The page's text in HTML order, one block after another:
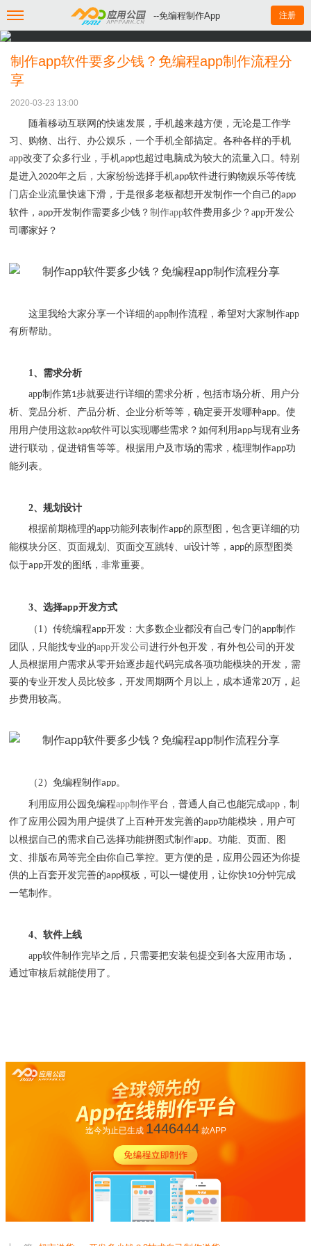
--免编程制作App 注册
制作app软件要多少钱？免编程app制作流程分
享
2020-03-23 13:00
随着移动互联网的快速发展，手机越来越方便，无论是工作学
习、购物、出行、办公娱乐，一个手机全部搞定。各种各样的手机
app改变了众多行业，手机app也超过电脑成为较大的流量入口。特别
是进入2020年之后，大家纷纷选择手机app软件进行购物娱乐等传统
门店企业流量快速下滑，于是很多老板都想开发制作一个自己的app
软件， app开发制作需要多少钱？ 制作app软件费用多少？ app开发公
司哪家好？
这里我给大家分享一个详细的app制作流程，希望对大家制作app
有所帮助。
1、需求分析
app制作第1步就要进行详细的需求分析，包括市场分析、用户分
析、竞品分析、产品分析、企业分析等等，确定要开发哪种app。使
用用户使用这款app软件可以实现哪些需求？如何利用app与现有业务
进行联动，促进销售等等。根据用户及市场的需求，梳理制作app功
能列表。
2、规划设计
根据前期梳理的app功能列表制作app的原型图，包含更详细的功
能模块分区、页面规划、页面交互跳转、 ui设计等， app的原型图类
似于app开发的图纸，非常重要。
3、选择app开发方式
（ 1 ）传统编程app开发：大多数企业都没有自己专门的app制作
团队，只能找专业的app开发公司 进行外包开发，有外包公司的开发
人员根据用户需求从零开始逐步超代码完成各项功能模块的开发，需
要的专业开发人员比较多，开发周期两个月以上，成本通常20万，起
步费用较高。
（2）免编程制作app。
利用应用公园免编程app制作平台，普通人自己也能完成app ，制
作了应用公园为用户提供了上百种开发完善的app功能模块，用户可
以根据自己的需求自己选择功能拼图式制作app。功能、页面、图
文、排版布局等完全由你自己掌控。更方便的是，应用公园还为你提
供的上百套开发完善的app模板，可以一键使用，让你快10分钟完成
一笔制作。
4、软件上线
app软件制作完毕之后，只需要把安装包提交到各大应用市场，
通过审核后就能使用了。
迄今为止已生成 1446444款APP